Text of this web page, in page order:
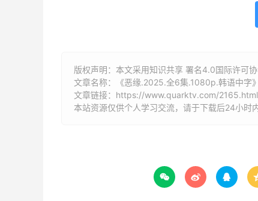
版权声明：本文采用知识共享 署名4.0国际许可
文章名称：《恶缘.2025.全6集.1080p.韩语中字》
文章链接： https://www.quarktv.com/2165.html
本站资源仅供个人学习交流，请于下载后24小时
  